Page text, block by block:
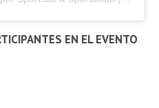
EN EL EVENTO